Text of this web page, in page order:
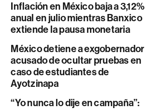
Inflación en México baja a 3,12%
anual en julio mientras Banxico
extiende la pausa monetaria
México detiene a exgobernador
acusado de ocultar pruebas en
caso de estudiantes de
Ayotzinapa
“Yo nunca lo dije en campaña”: